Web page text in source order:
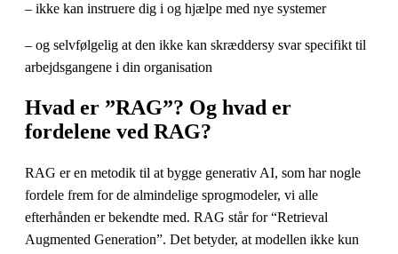
– ikke kan instruere dig i og hjælpe med nye systemer
– og selvfølgelig at den ikke kan skræddersy svar specifikt til
arbejdsgangene i din organisation
Hvad er ”RAG”? Og hvad er
fordelene ved RAG?
RAG er en metodik til at bygge generativ AI, som har nogle
fordele frem for de almindelige sprogmodeler, vi alle
efterhånden er bekendte med. RAG står for “Retrieval
Augmented Generation”. Det betyder, at modellen ikke kun